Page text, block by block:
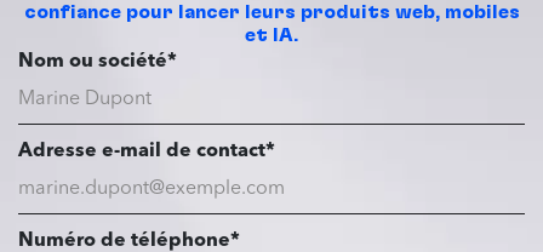
confiance pour lancer leurs produits web, mobiles
et IA.
Nom ou société*
Adresse e-mail de contact*
Numéro de téléphone*